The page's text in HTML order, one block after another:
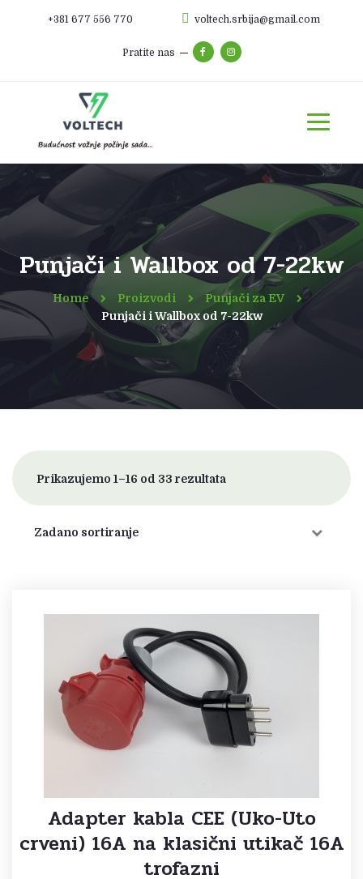
+381 677 556 770 voltech.srbija@gmail.com
Pratite nas
Punjači i Wallbox od 7-22kw
Home Proizvodi
Punjači za EV
Punjači i Wallbox od 7-22kw
Prikazujemo 1–16 od 33 rezultata
Adapter kabla CEE (Uko-Uto
crveni) 16A na klasični utikač 16A
trofazni